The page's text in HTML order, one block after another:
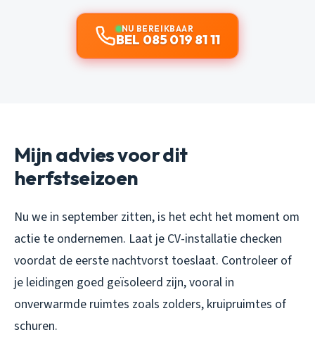
NU BEREIKBAAR
BEL 085 019 81 11
Mijn advies voor dit
herfstseizoen
Nu we in september zitten, is het echt het moment om
actie te ondernemen. Laat je CV-installatie checken
voordat de eerste nachtvorst toeslaat. Controleer of
je leidingen goed geïsoleerd zijn, vooral in
onverwarmde ruimtes zoals zolders, kruipruimtes of
schuren.